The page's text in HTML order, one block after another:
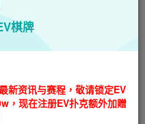
扑克电脑版|EV扑克娱
航(www.evpks.com)
|EV扑克保险|EV扑克娱
扑克下载
棋牌
新资讯与赛程，敬请锁定EV
，现在注册EV扑克额外加赠